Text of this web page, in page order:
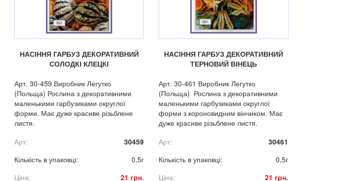
НАСІННЯ ГАРБУЗ ДЕКОРАТИВНИЙ
СОЛОДКІ КЛЕЦКІ
Арт. 30-459 Виробник Легутко
(Польща) Рослина з декоративними
маленькими гарбузиками округлої
форми. Має дуже красиве різьблене
листя.
Арт:
30459
Кількість в упаковці:
0,5г
Ціна:
21 грн.
НАСІННЯ ГАРБУЗ ДЕКОРАТИВНИЙ
ТЕРНОВИЙ ВІНЕЦЬ
Арт. 30-461 Виробник Легутко
(Польща) Рослина з декоративними
маленькими гарбузиками округлої
форми з короновидним вінчиком. Має
дуже красиве різьблене листя.
Арт:
30461
Кількість в упаковці:
0,5г
Ціна:
21 грн.